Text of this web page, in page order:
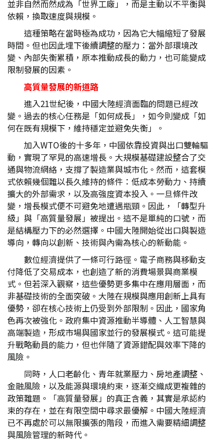
並非自然而然成為「世界工廠」，而是主動以不平衡與
依賴，換取速度與規模。
這種策略在當時極為成功，因為它大幅縮短了發展
時間。但也因此埋下後續調整的壓力：當外部環境改
變、內部失衡累積，原本推動成長的動力，也可能變成
限制發展的因素。
高質量發展的新道路
進入21世紀後，中國大陸經濟面臨的問題已經改
變。過去的核心任務是「如何成長」，如今則變成「如
何在既有規模下，維持穩定並避免失衡」。
加入WTO後的十多年，中國依靠投資與出口雙輪驅
動，實現了罕見的高速增長。大規模基礎建設整合了交
通與物流網絡，支撐了製造業與城市化。然而，這套模
式依賴幾個難以長久維持的條件：低成本勞動力、持續
擴大的外部需求，以及高強度資本投入。一旦條件改
變，增長模式便不可避免地遭遇瓶頸。因此，「轉型升
級」與「高質量發展」被提出。這不是單純的口號，而
是結構壓力下的必然選擇。中國大陸開始從出口與製造
導向，轉向以創新、技術與內需為核心的新動能。
數位經濟提供了一條可行路徑。電子商務與移動支
付降低了交易成本，也創造了新的消費場景與商業模
式。但若深入觀察，這些優勢更多集中在應用層面，而
非基礎技術的全面突破。大陸在規模與應用創新上具有
優勢，卻在核心技術上仍受到外部限制。因此，國家角
色再次被強化。政府集中資源推動半導體、人工智慧與
高端製造，形成市場與國家並行的發展模式。這可能提
升戰略動員的能力，但也伴隨了資源錯配與效率下降的
風險。
同時，人口老齡化、青年就業壓力、房地產調整、
金融風險，以及能源與環境約束，逐漸交織成更複雜的
政策難題。「高質量發展」的真正含義，其實是承認約
束的存在，並在有限空間中尋求最優解。中國大陸經濟
已不再處於可以無限擴張的階段，而進入需要精細調整
與風險管理的新時代。